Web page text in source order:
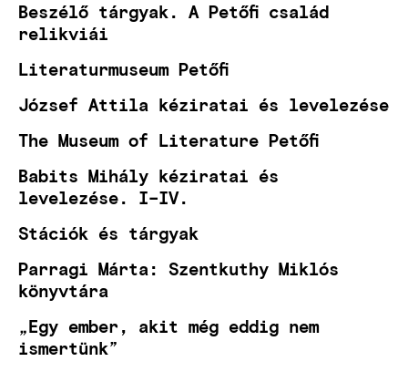
Beszélő tárgyak. A Petőfi család
relikviái
Literaturmuseum Petőfi
József Attila kéziratai és levelezése
The Museum of Literature Petőfi
Babits Mihály kéziratai és
levelezése. I–IV.
Stációk és tárgyak
Parragi Márta: Szentkuthy Miklós
könyvtára
„Egy ember, akit még eddig nem
ismertünk”